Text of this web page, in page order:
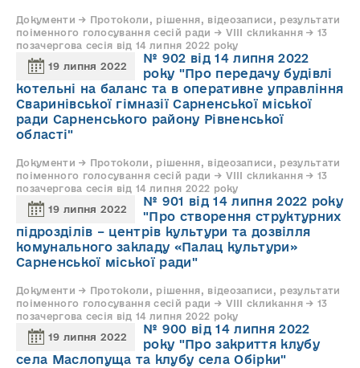
Документи → Протоколи, рішення, відеозаписи, результати
поіменного голосування сесій ради → VIII скликання → 13
позачергова сесія від 14 липня 2022 року
19 липня 2022
№ 902 від 14 липня 2022
року "Про передачу будівлі
котельні на баланс та в оперативне управління
Сваринівської гімназії Сарненської міської
ради Сарненського району Рівненської
області"
Документи → Протоколи, рішення, відеозаписи, результати
поіменного голосування сесій ради → VIII скликання → 13
позачергова сесія від 14 липня 2022 року
19 липня 2022
№ 901 від 14 липня 2022 року
"Про створення структурних
підрозділів – центрів культури та дозвілля
комунального закладу «Палац культури»
Сарненської міської ради"
Документи → Протоколи, рішення, відеозаписи, результати
поіменного голосування сесій ради → VIII скликання → 13
позачергова сесія від 14 липня 2022 року
19 липня 2022
№ 900 від 14 липня 2022
року "Про закриття клубу
села Маслопуща та клубу села Обірки"